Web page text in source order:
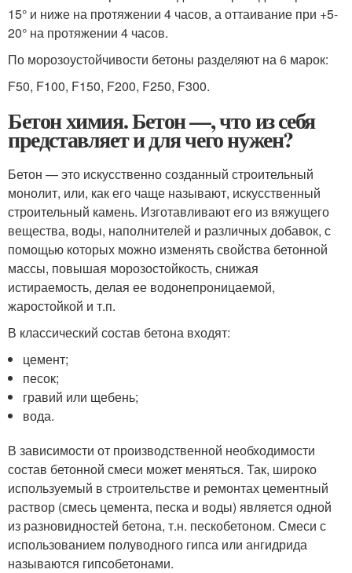
15° и ниже на протяжении 4 часов, а оттаивание при +5-
20° на протяжении 4 часов.
По морозоустойчивости бетоны разделяют на 6 марок:
F50, F100, F150, F200, F250, F300.
Бетон химия. Бетон —, что из себя
представляет и для чего нужен?
Бетон — это искусственно созданный строительный
монолит, или, как его чаще называют, искусственный
строительный камень. Изготавливают его из вяжущего
вещества, воды, наполнителей и различных добавок, с
помощью которых можно изменять свойства бетонной
массы, повышая морозостойкость, снижая
истираемость, делая ее водонепроницаемой,
жаростойкой и т.п.
В классический состав бетона входят:
цемент;
песок;
гравий или щебень;
вода.
В зависимости от производственной необходимости
состав бетонной смеси может меняться. Так, широко
используемый в строительстве и ремонтах цементный
раствор (смесь цемента, песка и воды) является одной
из разновидностей бетона, т.н. пескобетоном. Смеси с
использованием полуводного гипса или ангидрида
называются гипсобетонами.